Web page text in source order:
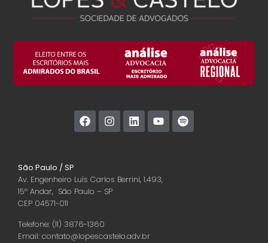
São Paulo / SP
Av. Engenheiro Luís Carlos Berrini, 1.493,
15º Andar, São Paulo – SP
CEP 04571-011
Telefone: (11) 3876-1360
Email: contato@lopescastelo.adv.br